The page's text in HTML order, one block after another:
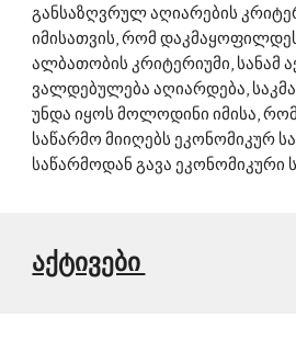
განსაზღვრულ აღიარების
იმისათვის, რომ
ალბათობის კრიტერიუმი, სანამ
ვალდებულება აღიარდება,
უნდა იყოს მოლოდინი იმისა,
საწარმო მიიღებს ეკონომიკურ
საწარმოდან გავა ეკონომიკური
აქტივები